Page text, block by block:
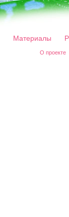
Материалы
О проекте